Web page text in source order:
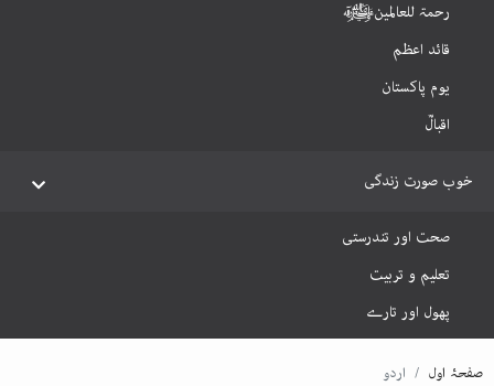
رحمۃ للعالمینﷺ
قائد اعظم
یوم پاکستان
اقبالؒ
خوب صورت زندگی
صحت اور تندرستی
تعلیم و تربیت
پھول اور تارے
صفحۂ اول اردو